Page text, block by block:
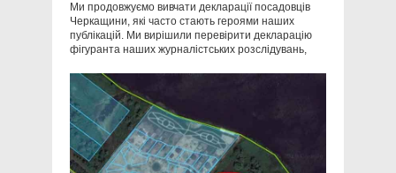
Ми продовжуємо вивчати декларації посадовців
Черкащини, які часто стають героями наших
публікацій. Ми вирішили перевірити декларацію
фігуранта наших журналістських розслідувань,